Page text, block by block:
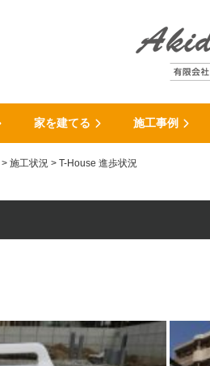
家を建てる 施工事例
> 施工状況 > T-House 進歩状況